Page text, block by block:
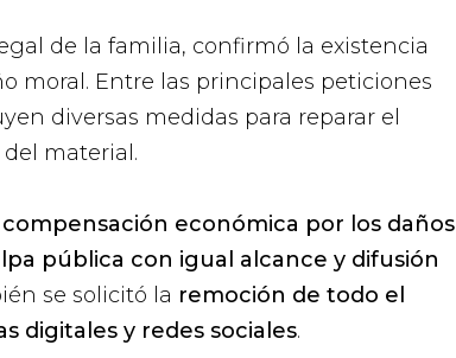
de la familia, confirmó la existencia
moral. Entre las principales peticiones
diversas medidas para reparar el
material.
compensación económica por los daños
pública con igual alcance y difusión
se solicitó la remoción de todo el
digitales y redes sociales.